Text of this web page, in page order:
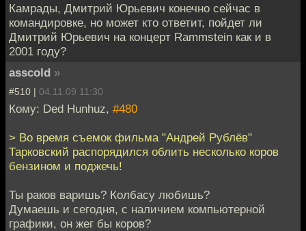
Камрады, Дмитрий Юрьевич конечно сейчас в
командировке, но может кто ответит, пойдет ли
Дмитрий Юрьевич на концерт Rammstein как и в
2001 году?
asscold »
#510 | 04.11.09 11:30
Кому: Ded Hunhuz, #480
> Во время съемок фильма "Андрей Рублёв"
Тарковский распорядился облить несколько коров
бензином и поджечь!
Ты раков варишь? Колбасу любишь?
Думаешь и сегодня, с наличием компьютерной
графики, он жег бы коров?